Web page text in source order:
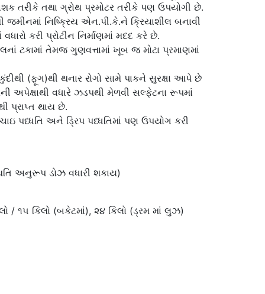
તરીકે તથા ગ્રોથ પ્રમોટર તરીકે પણ ઉપયોગી છે.
નિષ્ક્રિય એન.પી.કે.ને ક્રિયાશીલ બનાવી
કરી પ્રોટીન નિર્માણમાં મદદ કરે છે.
ટકામાં તેમજ ગુણવત્તામાં ખૂબ જ મોટા પ્રમાણમાં
(ફૂગ)થી થનાર રોગો સામે પાકને સુરક્ષા આપે છે
અપેક્ષાથી વધારે ઝડપથી મેળવી સલ્ફેટના રૂપમાં
પ્રાપ્ત થાય છે.
પધ્ધતિ અને ડ્રિપ પધ્ધતિમાં પણ ઉપયોગ કરી
અનુરૂપ ડોઝ વધારી શકાય)
/ ૧૫ કિલો (બકેટમાં), ૨૪ કિલો (ડ્રમ માં લુઝ)